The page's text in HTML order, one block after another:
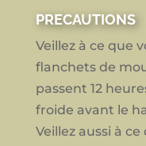
PRECAUTIONS
Veillez à ce que
flanchets de
passent 12
froide avant le
Veillez aussi à